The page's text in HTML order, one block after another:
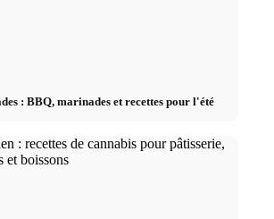
: BBQ, marinades et recettes pour l'été